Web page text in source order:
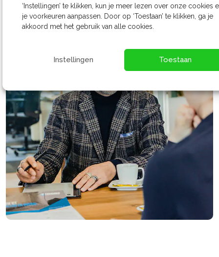
‘Instellingen’ te klikken, kun je meer lezen over onze cookies
je voorkeuren aanpassen. Door op ‘Toestaan’ te klikken, ga je
akkoord met het gebruik van alle cookies.
Toestaan
Instellingen